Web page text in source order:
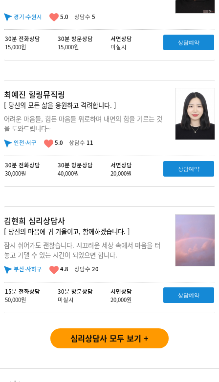
경기·수원시 5.0 상담수 5
30분 전화상담
15,000원
30분 방문상담
15,000원
서면상담
미실시
상담예약
최예진 힐링뮤직링
[ 당신의 모든 삶을 응원하고 격려합니다. ]
어려운 마음들, 힘든 마음들 위로하며 내면의 힘을 기르는 것
을 도와드립니다~
인천·서구 5.0 상담수 11
30분 전화상담
30,000원
30분 방문상담
40,000원
서면상담
20,000원
상담예약
김현희 심리상담사
[ 당신의 마음에 귀 기울이고, 함께하겠습니다. ]
잠시 쉬어가도 괜찮습니다. 시끄러운 세상 속에서 마음을 터
놓고 기댈 수 있는 시간이 되었으면 합니다.
부산·사하구 4.8 상담수 20
15분 전화상담
50,000원
30분 방문상담
미실시
서면상담
20,000원
상담예약
심리상담사 모두 보기 +